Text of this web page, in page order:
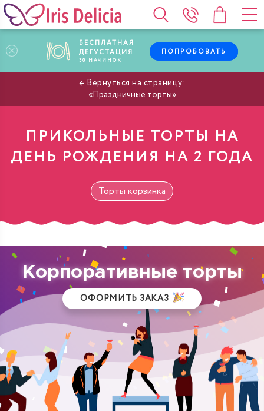
БЕСПЛАТНАЯ
ДЕГУСТАЦИЯ
30 НАЧИНОК
ПОПРОБОВАТЬ
Праздничные торты
ПРИКОЛЬНЫЕ ТОРТЫ НА
ДЕНЬ РОЖДЕНИЯ НА 2 ГОДА
Торты корзинка
Корпоративные торты
ОФОРМИТЬ ЗАКАЗ